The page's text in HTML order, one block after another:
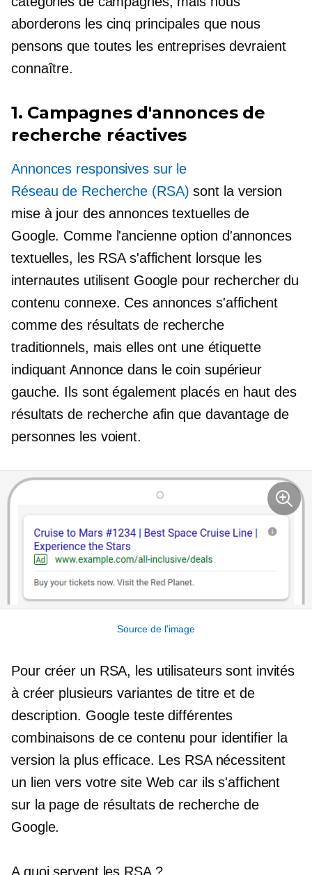
aborderons les cinq principales que nous
pensons que toutes les entreprises devraient
connaître.
1. Campagnes d'annonces de
recherche réactives
Annonces responsives sur le
Réseau de Recherche (RSA) sont la version
mise à jour des annonces textuelles de
Google. Comme l'ancienne option d'annonces
textuelles, les RSA s'affichent lorsque les
internautes utilisent Google pour rechercher du
contenu connexe. Ces annonces s'affichent
comme des résultats de recherche
traditionnels, mais elles ont une étiquette
indiquant Annonce dans le coin supérieur
gauche. Ils sont également placés en haut des
résultats de recherche afin que davantage de
personnes les voient.
Source de l'image
Pour créer un RSA, les utilisateurs sont invités
à créer plusieurs variantes de titre et de
description. Google teste différentes
combinaisons de ce contenu pour identifier la
version la plus efficace. Les RSA nécessitent
un lien vers votre site Web car ils s'affichent
sur la page de résultats de recherche de
Google.
A quoi servent les RSA ?